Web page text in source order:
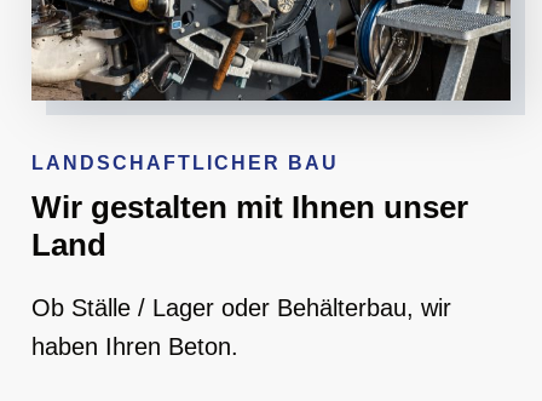
LANDSCHAFTLICHER BAU
Wir gestalten mit Ihnen unser
Land
Ob Ställe / Lager oder Behälterbau, wir
haben Ihren Beton.